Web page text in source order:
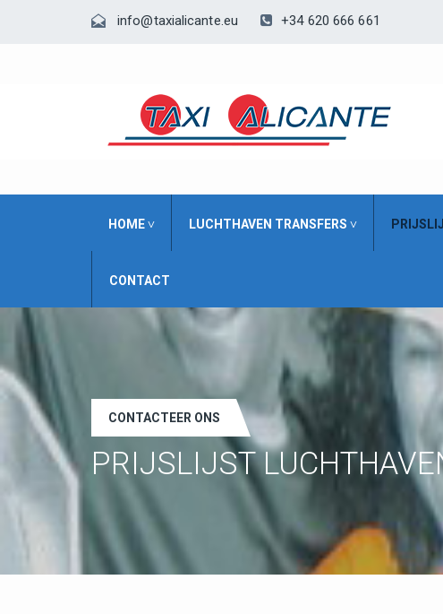
info@taxialicante.eu +34 620 666 661
HOME ˅ LUCHTHAVEN TRANSFERS ˅
CONTACT
CONTACTEER ONS
PRIJSLIJST